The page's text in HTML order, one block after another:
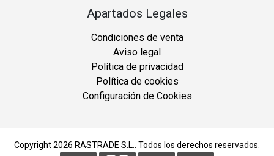
Apartados Legales
Condiciones de venta
Aviso legal
Política de privacidad
Política de cookies
Configuración de Cookies
Copyright 2026 RASTRADE S.L.. Todos los derechos reservados.